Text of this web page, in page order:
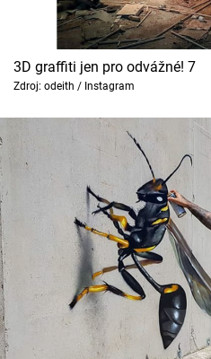
3D graffiti jen pro odvážné! 7
Zdroj: odeith / Instagram